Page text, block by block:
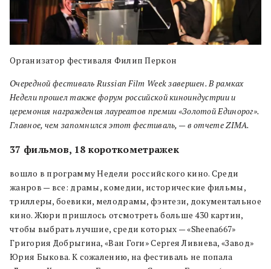
Организатор фестиваля Филип Перкон
Очередной фестиваль Russian Film Week завершен. В рамках
Недели прошел также форум российской киноиндустрии и
церемония награждения лауреатов премии «Золотой Единорог».
Главное, чем запомнился этот фестиваль, — в отчете ZIMA.
37 фильмов, 18 короткометражек
вошло в программу Недели российского кино. Среди
жанров — все: драмы, комедии, исторические фильмы,
триллеры, боевики, мелодрамы, фэнтези, документальное
кино. Жюри пришлось отсмотреть больше 430 картин,
чтобы выбрать лучшие, среди которых — «Sheena667»
Григория Добрыгина, «Ван Гоги» Сергея Ливнева, «Завод»
Юрия Быкова. К сожалению, на фестиваль не попала